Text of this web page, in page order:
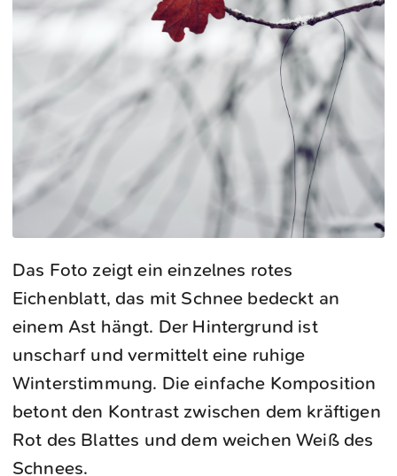
Das Foto zeigt ein einzelnes rotes
Eichenblatt, das mit Schnee bedeckt an
einem Ast hängt. Der Hintergrund ist
unscharf und vermittelt eine ruhige
Winterstimmung. Die einfache Komposition
betont den Kontrast zwischen dem kräftigen
Rot des Blattes und dem weichen Weiß des
Schnees.